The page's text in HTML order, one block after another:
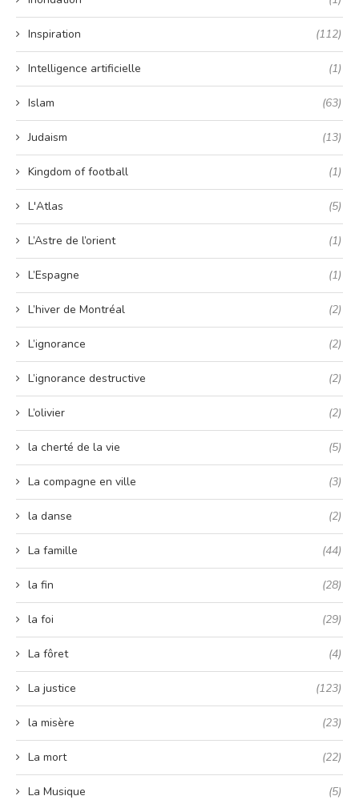
Inspiration (112)
Intelligence artificielle (1)
Islam (63)
Judaism (13)
Kingdom of football (1)
L'Atlas (5)
L’Astre de l’orient (1)
L’Espagne (1)
L’hiver de Montréal (2)
L’ignorance (2)
L’ignorance destructive (2)
L’olivier (2)
la cherté de la vie (5)
La compagne en ville (3)
la danse (2)
La famille (44)
la fin (28)
la foi (29)
La fôret (4)
La justice (123)
la misère (23)
La mort (22)
La Musique (5)